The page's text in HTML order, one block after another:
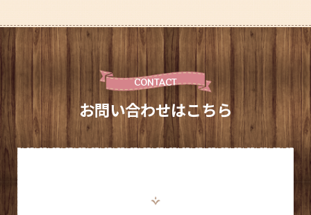
CONTACT
お問い合わせはこちら